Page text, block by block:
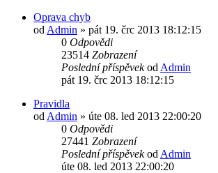
Oprava chyb
od Admin » pát 19. črc 2013 18:12:15
0 Odpovědi
23514 Zobrazení
Poslední příspěvekod Admin
pát 19. črc 2013 18:12:15
Pravidla
od Admin » úte 08. led 2013 22:00:20
0 Odpovědi
27441 Zobrazení
Poslední příspěvekod Admin
úte 08. led 2013 22:00:20